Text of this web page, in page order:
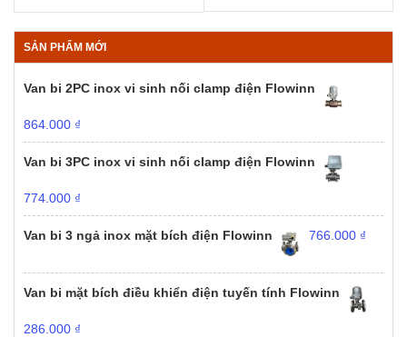
SẢN PHẨM MỚI
Van bi 2PC inox vi sinh nối clamp điện Flowinn
864.000 ₫
Van bi 3PC inox vi sinh nối clamp điện Flowinn
774.000 ₫
Van bi 3 ngả inox mặt bích điện Flowinn 766.000 ₫
Van bi mặt bích điều khiển điện tuyến tính Flowinn
286.000 ₫